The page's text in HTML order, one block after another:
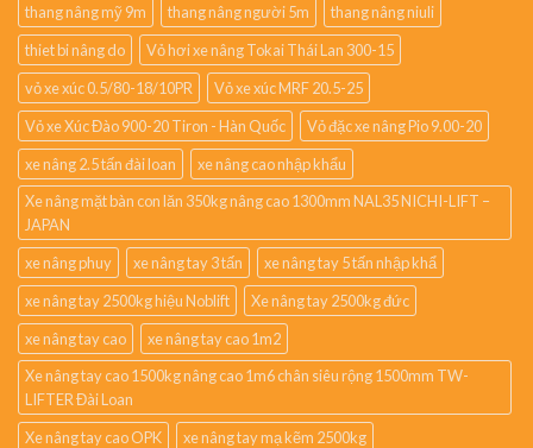
thang nâng mỹ 9m
thang nâng người 5m
thang nâng niuli
thiet bi nâng do
Vỏ hơi xe nâng Tokai Thái Lan 300-15
vỏ xe xúc 0.5/80-18/10PR
Vỏ xe xúc MRF 20.5-25
Vỏ xe Xúc Đào 900-20 Tiron - Hàn Quốc
Vỏ đặc xe nâng Pio 9.00-20
xe nâng 2.5 tấn đài loan
xe nâng cao nhập khẩu
Xe nâng mặt bàn con lăn 350kg nâng cao 1300mm NAL35 NICHI-LIFT –
JAPAN
xe nâng phuy
xe nâng tay 3 tấn
xe nâng tay 5 tấn nhập khẩ
xe nâng tay 2500kg hiệu Noblift
Xe nâng tay 2500kg đức
xe nâng tay cao
xe nâng tay cao 1m2
Xe nâng tay cao 1500kg nâng cao 1m6 chân siêu rộng 1500mm TW-
LIFTER Đài Loan
Xe nâng tay cao OPK
xe nâng tay mạ kẽm 2500kg